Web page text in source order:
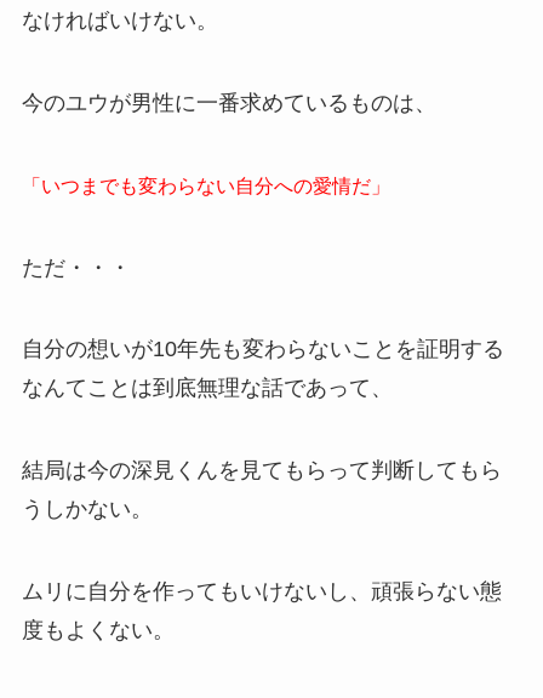
なければいけない。
今のユウが男性に一番求めているものは、
「いつまでも変わらない自分への愛情だ」
ただ・・・
自分の想いが10年先も変わらないことを証明する
なんてことは到底無理な話であって、
結局は今の深見くんを見てもらって判断してもら
うしかない。
ムリに自分を作ってもいけないし、頑張らない態
度もよくない。